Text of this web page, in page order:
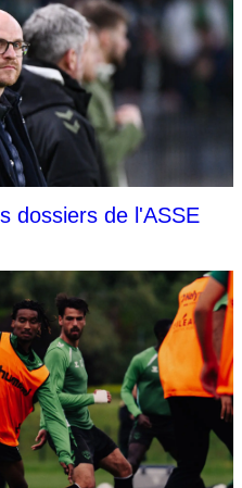
dossiers de l'ASSE